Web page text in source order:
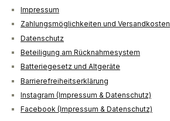
Impressum
Zahlungsmöglichkeiten und Versandkosten
Datenschutz
Beteiligung am Rücknahmesystem
Batteriegesetz und Altgeräte
Barrierefreiheitserklärung
Instagram (Impressum & Datenschutz)
Facebook (Impressum & Datenschutz)